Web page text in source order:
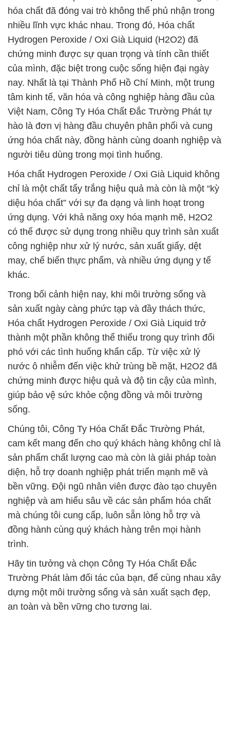
hóa chất đã đóng vai trò không thể phủ nhận trong
nhiều lĩnh vực khác nhau. Trong đó, Hóa chất
Hydrogen Peroxide / Oxi Già Liquid (H2O2) đã
chứng minh được sự quan trọng và tính cần thiết
của mình, đặc biệt trong cuộc sống hiện đại ngày
nay. Nhất là tại Thành Phố Hồ Chí Minh, một trung
tâm kinh tế, văn hóa và công nghiệp hàng đầu của
Việt Nam, Công Ty Hóa Chất Đắc Trường Phát tự
hào là đơn vị hàng đầu chuyên phân phối và cung
ứng hóa chất này, đồng hành cùng doanh nghiệp và
người tiêu dùng trong mọi tình huống.
Hóa chất Hydrogen Peroxide / Oxi Già Liquid không
chỉ là một chất tẩy trắng hiệu quả mà còn là một “kỳ
diệu hóa chất” với sự đa dạng và linh hoạt trong
ứng dụng. Với khả năng oxy hóa mạnh mẽ, H2O2
có thể được sử dụng trong nhiều quy trình sản xuất
công nghiệp như xử lý nước, sản xuất giấy, dệt
may, chế biến thực phẩm, và nhiều ứng dụng y tế
khác.
Trong bối cảnh hiện nay, khi môi trường sống và
sản xuất ngày càng phức tạp và đầy thách thức,
Hóa chất Hydrogen Peroxide / Oxi Già Liquid trở
thành một phần không thể thiếu trong quy trình đối
phó với các tình huống khẩn cấp. Từ việc xử lý
nước ô nhiễm đến việc khử trùng bề mặt, H2O2 đã
chứng minh được hiệu quả và độ tin cậy của mình,
giúp bảo vệ sức khỏe cộng đồng và môi trường
sống.
Chúng tôi, Công Ty Hóa Chất Đắc Trường Phát,
cam kết mang đến cho quý khách hàng không chỉ là
sản phẩm chất lượng cao mà còn là giải pháp toàn
diện, hỗ trợ doanh nghiệp phát triển mạnh mẽ và
bền vững. Đội ngũ nhân viên được đào tạo chuyên
nghiệp và am hiểu sâu về các sản phẩm hóa chất
mà chúng tôi cung cấp, luôn sẵn lòng hỗ trợ và
đồng hành cùng quý khách hàng trên mọi hành
trình.
Hãy tin tưởng và chọn Công Ty Hóa Chất Đắc
Trường Phát làm đối tác của bạn, để cùng nhau xây
dựng một môi trường sống và sản xuất sạch đẹp,
an toàn và bền vững cho tương lai.